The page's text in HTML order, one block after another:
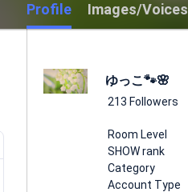
Profile Images/Voices
ゆっこ🐾🌸
213 Followers
Room Level
SHOW rank
Category
Account Type